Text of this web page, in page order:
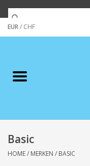
EUR/ CHF
Merken
Wonen/koken/huishouden
Basic
HOME/ MERKEN / BASIC